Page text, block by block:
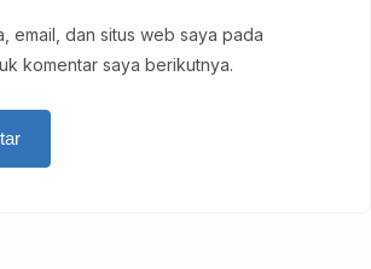
email, dan situs web saya pada
komentar saya berikutnya.